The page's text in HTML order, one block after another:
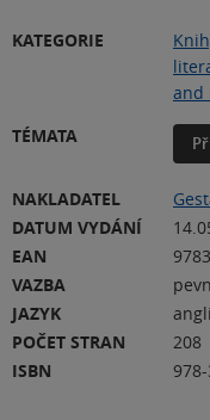
KATEGORIE
and
TÉMATA
NAKLADATEL
DATUM VYDÁNÍ
EAN
VAZBA
JAZYK
POČET STRAN
208
ISBN